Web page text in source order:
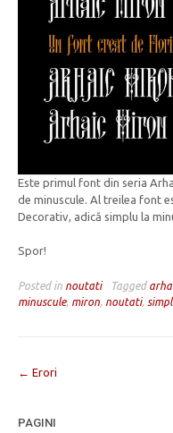
Este primul font din seria
de minuscule. Al treilea font
Decorativ, adică simplu la
Spor!
Posted in noutati Tagged
minuscule, miron noutati,
Post
← Erori
PAGINI